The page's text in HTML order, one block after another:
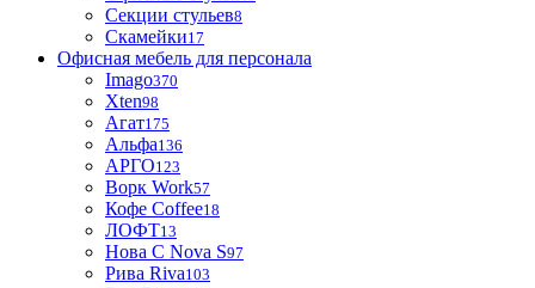
Секции стульев8
Скамейки17
Офисная мебель для персонала
Imago370
Xten98
Агат175
Альфа136
АРГО123
Ворк Work57
Кофе Coffee18
ЛОФТ13
Нова С Nova S97
Рива Riva103